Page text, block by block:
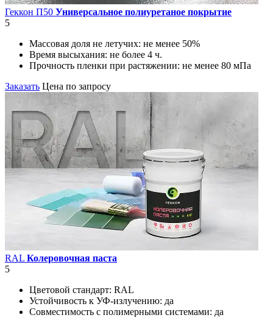
Геккон П50 Универсальное полиуретаное покрытие
5
Массовая доля не летучих: не менее 50%
Время высыхания: не более 4 ч.
Прочность пленки при растяжении: не менее 80 мПа
Заказать Цена по запросу
RAL Колеровочная паста
5
Цветовой стандарт: RAL
Устойчивость к УФ-излучению: да
Совместимость с полимерными системами: да